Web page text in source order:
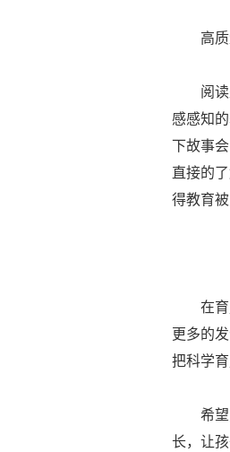
高质
阅读
感感知
下故事
直接的
得教育
在育
更多的
把科学
希望
长，让